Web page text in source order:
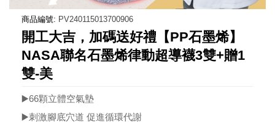
商品編號: PV240115013700906
開工大吉，加碼送好禮【PP石墨烯】
NASA聯名石墨烯律動超導襪3雙+贈1
雙-美
▶️66顆立體空氣墊
▶️刺激腳底穴道 促進循環代謝